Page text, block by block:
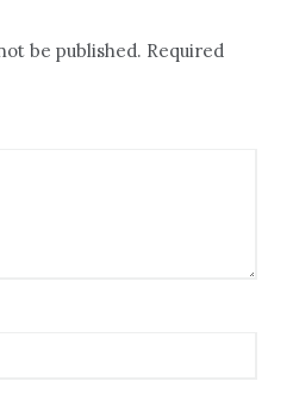
be published. Required